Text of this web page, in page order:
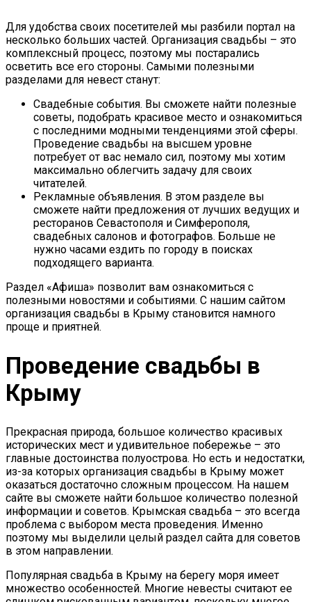
Для удобства своих посетителей мы разбили портал на
несколько больших частей. Организация свадьбы – это
комплексный процесс, поэтому мы постарались
осветить все его стороны. Самыми полезными
разделами для невест станут:
Свадебные события. Вы сможете найти полезные
советы, подобрать красивое место и ознакомиться
с последними модными тенденциями этой сферы.
Проведение свадьбы на высшем уровне
потребует от вас немало сил, поэтому мы хотим
максимально облегчить задачу для своих
читателей.
Рекламные объявления. В этом разделе вы
сможете найти предложения от лучших ведущих и
ресторанов Севастополя и Симферополя,
свадебных салонов и фотографов. Больше не
нужно часами ездить по городу в поисках
подходящего варианта.
Раздел «Афиша» позволит вам ознакомиться с
полезными новостями и событиями. С нашим сайтом
организация свадьбы в Крыму становится намного
проще и приятней.
Проведение свадьбы в
Крыму
Прекрасная природа, большое количество красивых
исторических мест и удивительное побережье – это
главные достоинства полуострова. Но есть и недостатки,
из-за которых организация свадьбы в Крыму может
оказаться достаточно сложным процессом. На нашем
сайте вы сможете найти большое количество полезной
информации и советов. Крымская свадьба – это всегда
проблема с выбором места проведения. Именно
поэтому мы выделили целый раздел сайта для советов
в этом направлении.
Популярная свадьба в Крыму на берегу моря имеет
множество особенностей. Многие невесты считают ее